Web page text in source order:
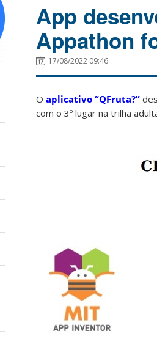
App
Appathon
17/08/2022 09:46
O aplicativo “QFruta?”
com o 3º lugar na trilha